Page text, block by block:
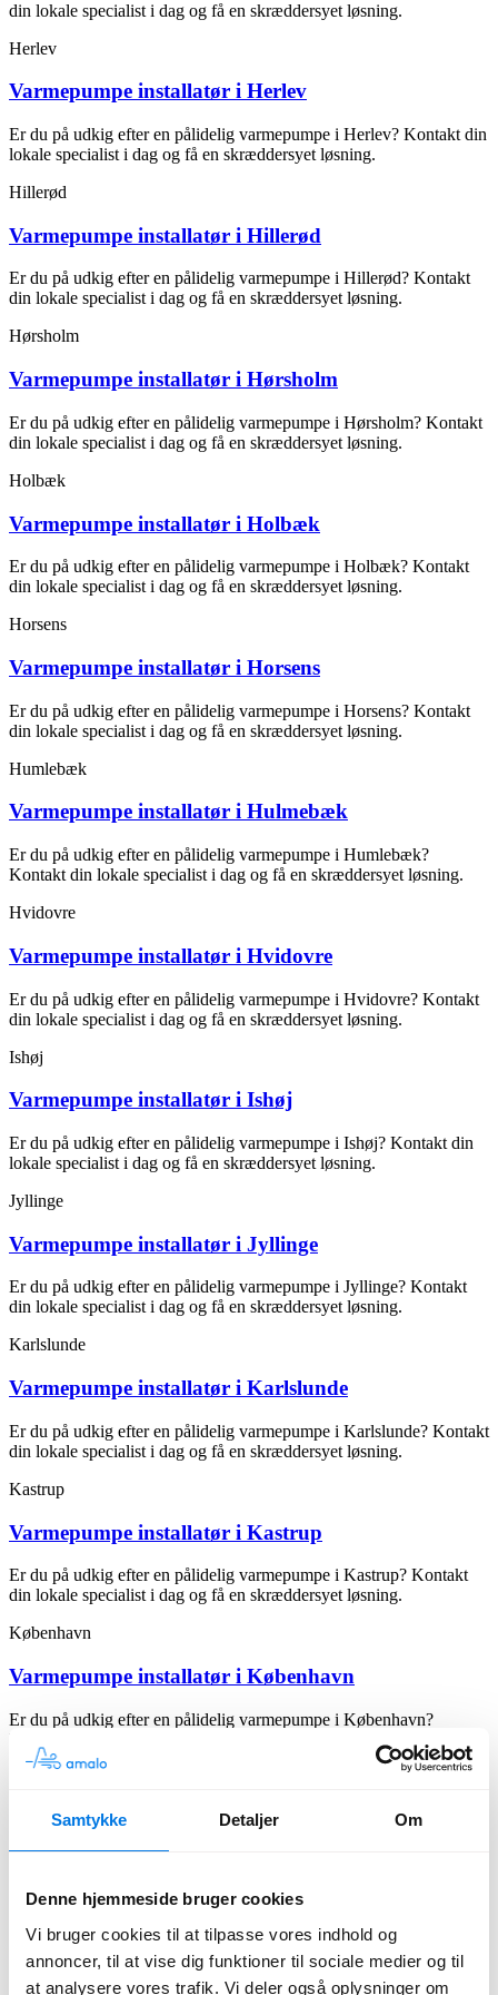
Samtykke Detaljer Om
Denne hjemmeside bruger cookies
Vi bruger cookies til at tilpasse vores indhold og
annoncer, til at vise dig funktioner til sociale medier og til
at analysere vores trafik. Vi deler også oplysninger om
din lokale specialist i dag og få en skræddersyet løsning.
Herlev
Varmepumpe installatør i Herlev
Er du på udkig efter en pålidelig varmepumpe i Herlev? Kontakt din
lokale specialist i dag og få en skræddersyet løsning.
Hillerød
Varmepumpe installatør i Hillerød
Er du på udkig efter en pålidelig varmepumpe i Hillerød? Kontakt
din lokale specialist i dag og få en skræddersyet løsning.
Hørsholm
Varmepumpe installatør i Hørsholm
Er du på udkig efter en pålidelig varmepumpe i Hørsholm? Kontakt
din lokale specialist i dag og få en skræddersyet løsning.
Holbæk
Varmepumpe installatør i Holbæk
Er du på udkig efter en pålidelig varmepumpe i Holbæk? Kontakt
din lokale specialist i dag og få en skræddersyet løsning.
Horsens
Varmepumpe installatør i Horsens
Er du på udkig efter en pålidelig varmepumpe i Horsens? Kontakt
din lokale specialist i dag og få en skræddersyet løsning.
Humlebæk
Varmepumpe installatør i Hulmebæk
Er du på udkig efter en pålidelig varmepumpe i Humlebæk?
Kontakt din lokale specialist i dag og få en skræddersyet løsning.
Hvidovre
Varmepumpe installatør i Hvidovre
Er du på udkig efter en pålidelig varmepumpe i Hvidovre? Kontakt
din lokale specialist i dag og få en skræddersyet løsning.
Ishøj
Varmepumpe installatør i Ishøj
Er du på udkig efter en pålidelig varmepumpe i Ishøj? Kontakt din
lokale specialist i dag og få en skræddersyet løsning.
Jyllinge
Varmepumpe installatør i Jyllinge
Er du på udkig efter en pålidelig varmepumpe i Jyllinge? Kontakt
din lokale specialist i dag og få en skræddersyet løsning.
Karlslunde
Varmepumpe installatør i Karlslunde
Er du på udkig efter en pålidelig varmepumpe i Karlslunde? Kontakt
din lokale specialist i dag og få en skræddersyet løsning.
Kastrup
Varmepumpe installatør i Kastrup
Er du på udkig efter en pålidelig varmepumpe i Kastrup? Kontakt
din lokale specialist i dag og få en skræddersyet løsning.
København
Varmepumpe installatør i København
Er du på udkig efter en pålidelig varmepumpe i København?
Kontakt din lokale specialist i dag og få en skræddersyet løsning.
Varmepumpe installatør i Køge
Varmepumpe installatør i Korsør